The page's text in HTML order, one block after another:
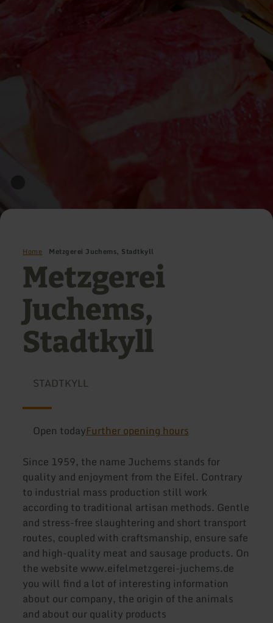
Home Metzgerei Juchems, Stadtkyll
Metzgerei
Juchems,
Stadtkyll
STADTKYLL
Open todayFurther opening hours
Since 1959, the name Juchems stands for
quality and enjoyment from the Eifel. Contrary
to industrial mass production still work
according to traditional artisan methods. Gentle
and stress-free slaughtering and short transport
routes, coupled with craftsmanship, ensure safe
and high-quality meat and sausage products. On
the website www.eifelmetzgerei-juchems.de
you will find a lot of interesting information
about our company, the origin of the animals
and about our quality products